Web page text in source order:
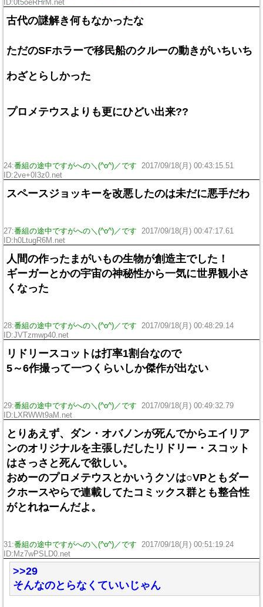
ID:0t5oeRHrM.net
古代の謎解き何もなかったな
ただのSFホラーで移民船のクルーの動きがいちいち
わざとらしかった
プロメテウスよりも更にひどい出来??
24:番組の途中ですがへの＼(^o^)／です
2017/09/18(月) 00:43:15.51
ID:2ve+0I3z0.net
スペースジョッキーを改悪したのは未だに悪手だわ
27:番組の途中ですがへの＼(^o^)／です
2017/09/18(月) 00:47:17.61
ID:h0LtugR6M.net
人間の作ったまがいもの生物が創造主でした！
ギーガーとかの宇宙の神秘性から一気に世界観小さ
くなった
28:番組の途中ですがへの＼(^o^)／です
2017/09/18(月) 00:48:29.14
ID:JVTzmwp40.net
リドリースコットは打率1割台なので
5～6作撮って一つくらいしか傑作が出ない
29:番組の途中ですがへの＼(^o^)／です
2017/09/18(月) 00:49:32.79
ID:LXRWWt9aM.net
とりあえず、ダン・オバノンが死んでからエイリア
ンのオリジナルを主張しだしたリドリー・スコット
はさっさと死んで欲しい。
おめーのプロメテウスとかいうクソは○VPともダー
クホースやらで連載してたコミックス群とも整合性
がとれねーんだよ。
31:番組の途中ですがへの＼(^o^)／です
2017/09/18(月) 00:51:19.24
ID:Mz7wPSLD0.net
>>29
そんなのとらなくていいじゃん